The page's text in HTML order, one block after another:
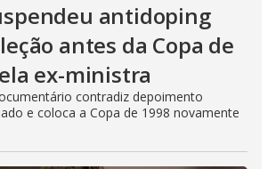
antidoping
antes da Copa de
ex-ministra
contradiz depoimento
e coloca a Copa de 1998 novamente